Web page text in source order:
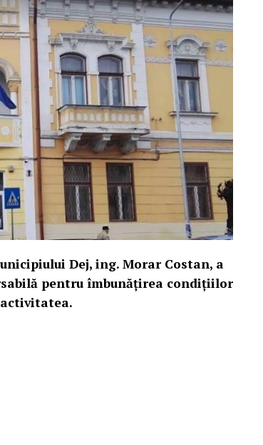
Dej, ing. Morar Costan, a
pentru îmbunățirea condițiilor